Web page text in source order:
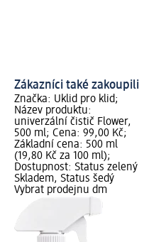
Zákazníci také zakoupili
Značka: Úklid pro klid;
Název produktu:
univerzální čistič Flower,
500 ml; Cena: 99,00 Kč;
Základní cena: 500 ml
(19,80 Kč za 100 ml);
Dostupnost: Status zelený
Skladem, Status šedý
Vybrat prodejnu dm